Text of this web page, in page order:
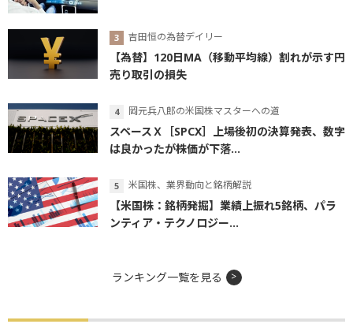
吉田恒の為替デイリー
【為替】120日MA（移動平均線）割れが示す円
売り取引の損失
岡元兵八郎の米国株マスターへの道
スペースＸ［SPCX］上場後初の決算発表、数字
は良かったが株価が下落...
米国株、業界動向と銘柄解説
【米国株：銘柄発掘】業績上振れ5銘柄、パラ
ンティア・テクノロジー...
ランキング一覧を見る